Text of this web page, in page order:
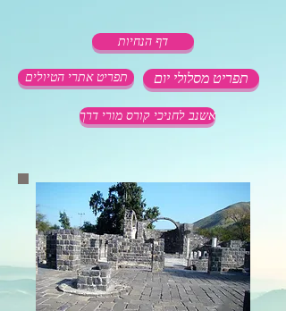
דף הנחיות
תפריט אתרי הטיולים
אשנב לחניכי קורס מורי דרך
תפריט מסלולי יום